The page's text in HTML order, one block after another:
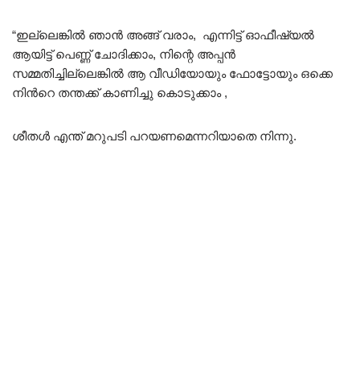
“ഇല്ലെങ്കിൽ ഞാൻ അങ്ങ് വരാം, എന്നിട്ട് ഓഫീഷ്യൽ
ആയിട്ട് പെണ്ണ് ചോദിക്കാം, നിന്റെ അപ്പൻ
സമ്മതിച്ചില്ലെങ്കിൽ ആ വീഡിയോയും ഫോട്ടോയും ഒക്കെ
നിൻറെ തന്തക്ക് കാണിച്ചു കൊടുക്കാം ,
ശീതൾ എന്ത് മറുപടി പറയണമെന്നറിയാതെ നിന്നു.